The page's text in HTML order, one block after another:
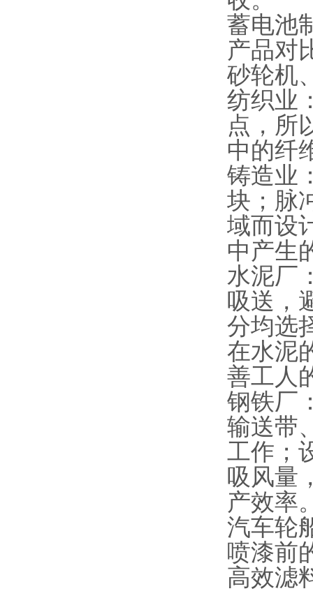
蓄电池
产品对
砂轮机
纺织业
点，所
中的纤
铸造业
块；脉
域而设
中产生
水泥厂
吸送，
分均选
在水泥
善工人
钢铁厂
输送带
工作；
吸风量
产效率
汽车轮
喷漆前
高效滤